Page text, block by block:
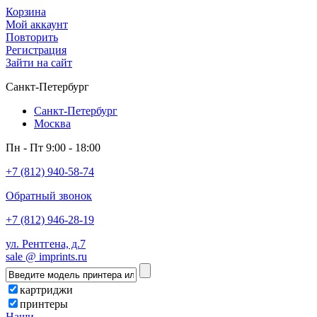
Корзина
Мой аккаунт
Повторить
Регистрация
Зайти на сайт
Санкт-Петербург
Санкт-Петербург
Москва
Пн - Пт 9:00 - 18:00
+7 (812) 940-58-74
Обратный звонок
+7 (812) 946-28-19
ул. Рентгена, д.7
sale @ imprints.ru
картриджи
принтеры